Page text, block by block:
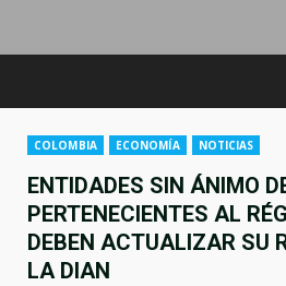
COLOMBIA ECONOMÍA NOTICIAS
ENTIDADES SIN ÁNIMO
PERTENECIENTES AL
DEBEN ACTUALIZAR SU
LA DIAN